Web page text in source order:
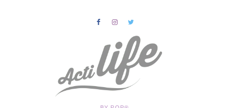
HOME
Salud